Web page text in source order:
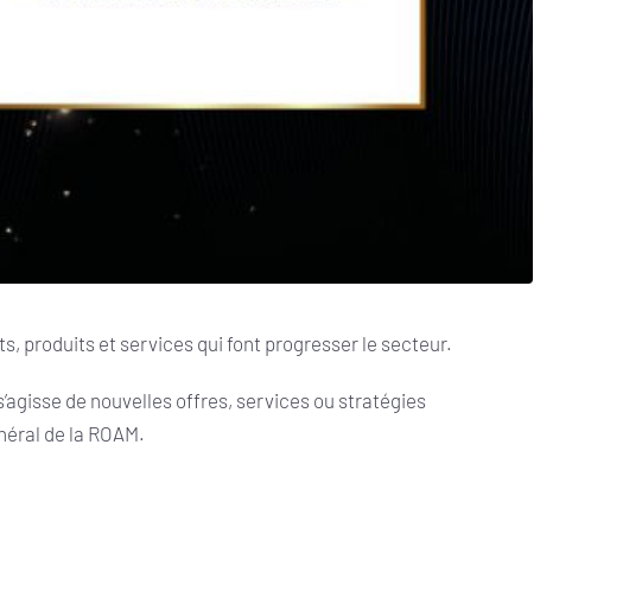
produits et services qui font progresser le secteur.
de nouvelles offres, services ou stratégies
de la ROAM.